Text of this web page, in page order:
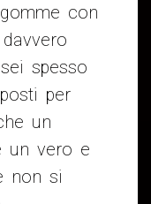
con
spesso
per
un
un vero e
non si